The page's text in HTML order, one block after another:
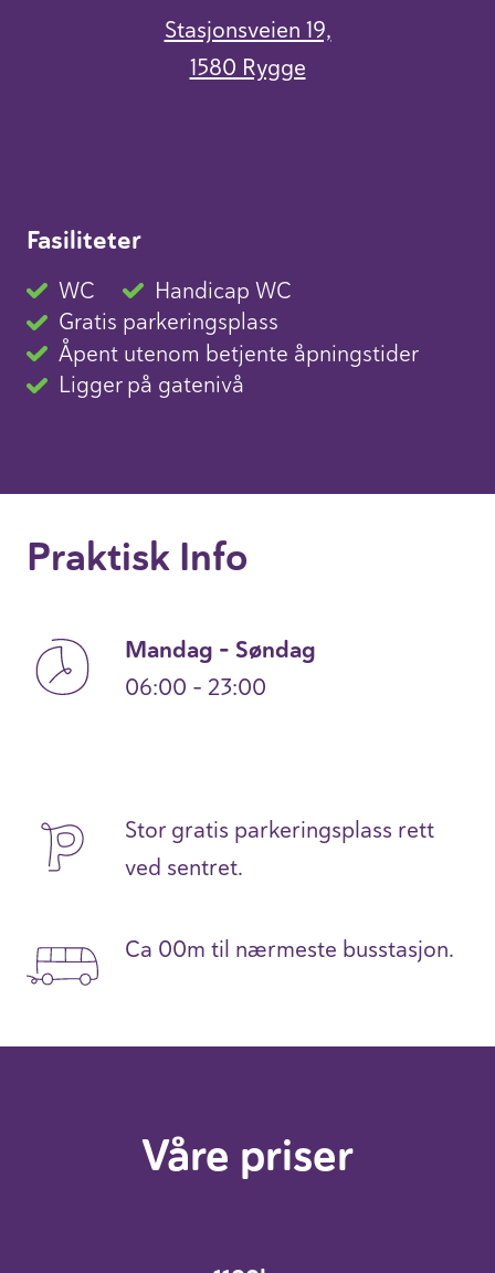
Stasjonsveien 19,
1580 Rygge
Fasiliteter
WC
Handicap WC
Gratis parkeringsplass
Åpent utenom betjente åpningstider
Ligger på gatenivå
Praktisk Info
Mandag – Søndag
06:00 – 23:00
Stor gratis parkeringsplass rett
ved sentret.
Ca 00m til nærmeste busstasjon.
Våre priser